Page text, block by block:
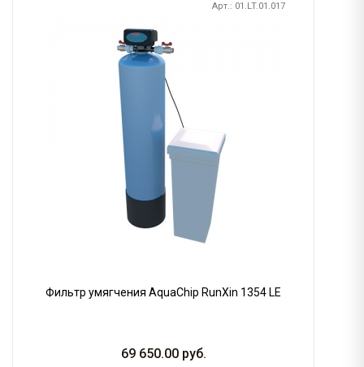
Арт.: 01.LT.01.017
Фильтр умягчения AquaChip RunXin 1354 LE
69 650.00руб.